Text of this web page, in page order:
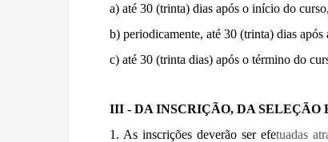
a) até 30 (trinta) dias após o início do
b) periodicamente, até 30 (trinta) dias
c) até 30 (trinta dias) após o término do
III - DA INSCRIÇÃO, DA SELEÇÃO
1. As inscrições deverão ser efetuadas